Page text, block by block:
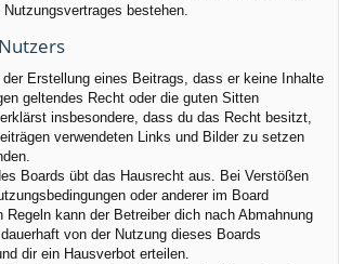
bestehen.
Erstellung eines Beitrags, dass er keine Inhalte
geltendes Recht oder die guten Sitten
insbesondere, dass du das Recht besitzt,
verwendeten Links und Bilder zu setzen
Boards übt das Hausrecht aus. Bei Verstößen
oder anderer im Board
Regeln kann der Betreiber dich nach Abmahnung
von der Nutzung dieses Boards
dir ein Hausverbot erteilen.